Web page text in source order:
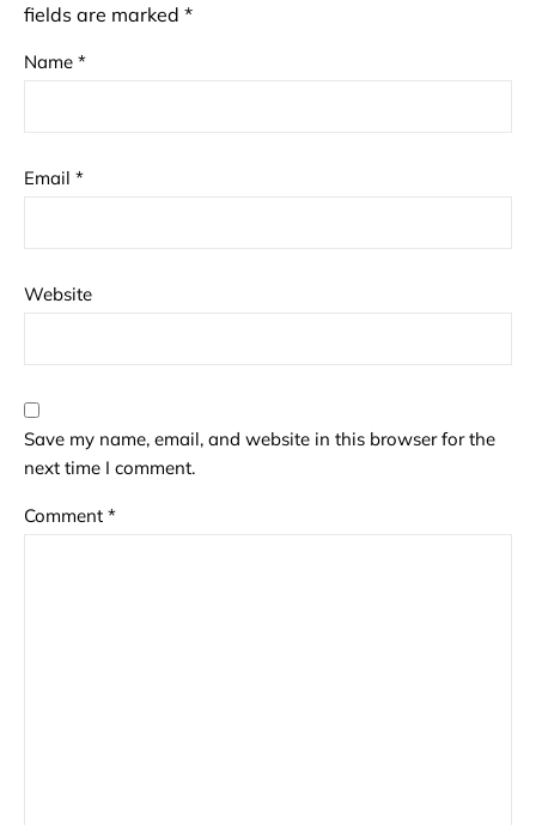
fields are marked *
Name *
Email *
Website
Save my name, email, and website in this browser for the
next time I comment.
Comment *